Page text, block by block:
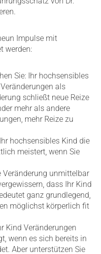
Impulse mit
werden:
Sie: Ihr hochsensibles
als
schließt neue Reize
mehr als andere
mehr Reize zu
hochsensibles Kind die
meistert, wenn Sie
Veränderung unmittelbar
dass Ihr Kind
ganz grundlegend,
möglichst körperlich fit
Kind Veränderungen
wenn es sich bereits in
Aber unterstützen Sie